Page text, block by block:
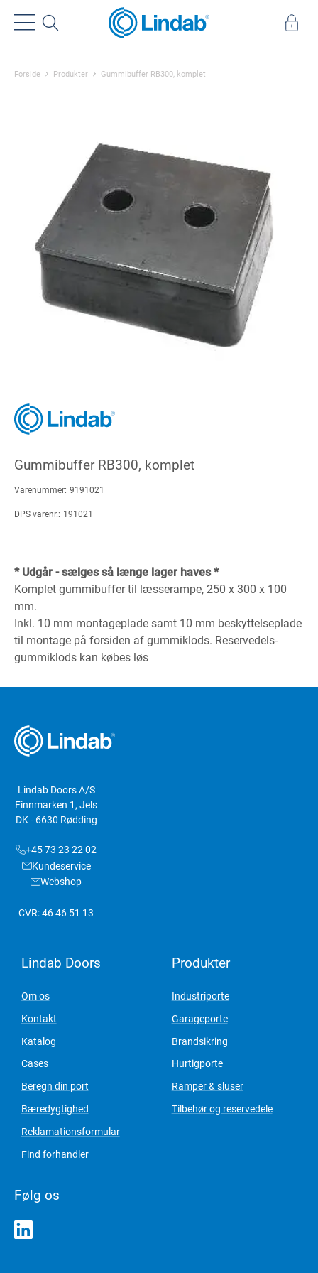
Forside Produkter Gummibuffer RB300, komplet
Gummibuffer RB300, komplet
Varenummer: 9191021
DPS varenr.: 191021
* Udgår - sælges så længe lager haves *
Komplet gummibuffer til læsserampe, 250 x 300 x 100
mm.
Inkl. 10 mm montageplade samt 10 mm beskyttelseplade
til montage på forsiden af gummiklods. Reservedels-
gummiklods kan købes løs
Lindab Doors A/S
Finnmarken 1, Jels
DK - 6630 Rødding
+45 73 23 22 02
Kundeservice
Webshop
CVR: 46 46 51 13
Lindab Doors
Om os
Kontakt
Katalog
Cases
Beregn din port
Bæredygtighed
Reklamationsformular
Find forhandler
Produkter
Industriporte
Garageporte
Brandsikring
Hurtigporte
Ramper & sluser
Tilbehør og reservedele
Følg os